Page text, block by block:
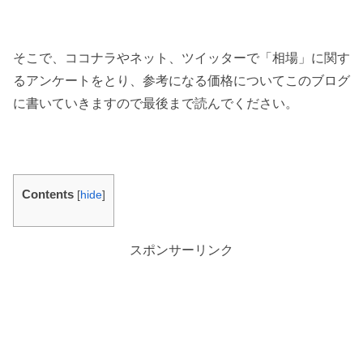
そこで、ココナラやネット、ツイッターで「相場」に関す
るアンケートをとり、参考になる価格についてこのブログ
に書いていきますので最後まで読んでください。
Contents [hide]
スポンサーリンク